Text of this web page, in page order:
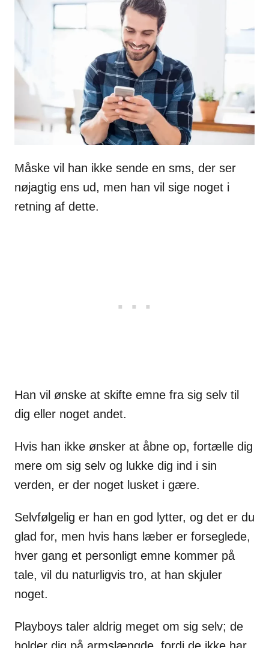
Måske vil han ikke sende en sms, der ser
nøjagtig ens ud, men han vil sige noget i
retning af dette.
Han vil ønske at skifte emne fra sig selv til
dig eller noget andet.
Hvis han ikke ønsker at åbne op, fortælle dig
mere om sig selv og lukke dig ind i sin
verden, er der noget lusket i gære.
Selvfølgelig er han en god lytter, og det er du
glad for, men hvis hans læber er forseglede,
hver gang et personligt emne kommer på
tale, vil du naturligvis tro, at han skjuler
noget.
Playboys taler aldrig meget om sig selv; de